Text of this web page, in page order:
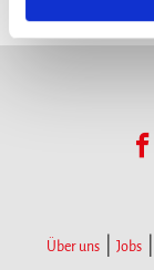
Über uns Jobs